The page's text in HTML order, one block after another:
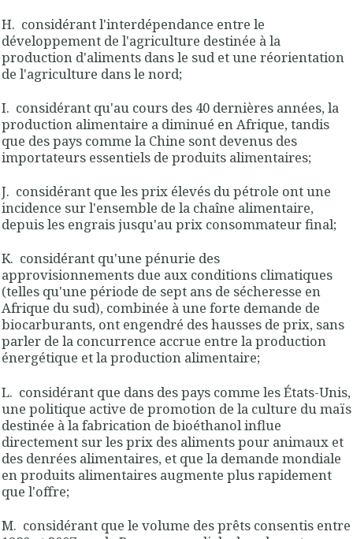
H. considérant l'interdépendance entre le
développement de l'agriculture destinée à la
production d'aliments dans le sud et une réorientation
de l'agriculture dans le nord;
I. considérant qu'au cours des 40 dernières années, la
production alimentaire a diminué en Afrique, tandis
que des pays comme la Chine sont devenus des
importateurs essentiels de produits alimentaires;
J. considérant que les prix élevés du pétrole ont une
incidence sur l'ensemble de la chaîne alimentaire,
depuis les engrais jusqu'au prix consommateur final;
K. considérant qu'une pénurie des
approvisionnements due aux conditions climatiques
(telles qu'une période de sept ans de sécheresse en
Afrique du sud), combinée à une forte demande de
biocarburants, ont engendré des hausses de prix, sans
parler de la concurrence accrue entre la production
énergétique et la production alimentaire;
L. considérant que dans des pays comme les États-Unis,
une politique active de promotion de la culture du maïs
destinée à la fabrication de bioéthanol influe
directement sur les prix des aliments pour animaux et
des denrées alimentaires, et que la demande mondiale
en produits alimentaires augmente plus rapidement
que l'offre;
M. considérant que le volume des prêts consentis entre